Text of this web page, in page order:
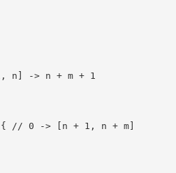
n] -> n + m + 1
// 0 -> [n + 1, n + m]